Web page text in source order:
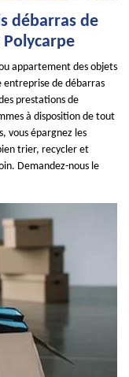
débarras de
appartement des objets
entreprise de débarras
prestations de
à disposition de tout
vous épargnez les
trier, recycler et
Demandez-nous le